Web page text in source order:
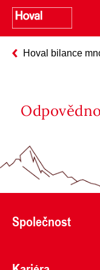
Hoval bilance
Společnost